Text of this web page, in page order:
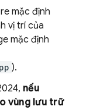
mặc định
vị trí của
mặc định
).
, nếu
vùng lưu trữ